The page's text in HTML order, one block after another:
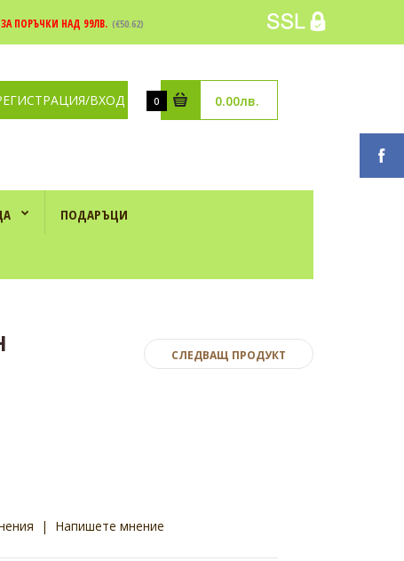
ПОРЪЧКИ НАД 99ЛВ. (€50.62)
ВХОД 0 0.00лв.
ПОДАРЪЦИ
СЛЕДВАЩ ПРОДУКТ
| Напишете мнение